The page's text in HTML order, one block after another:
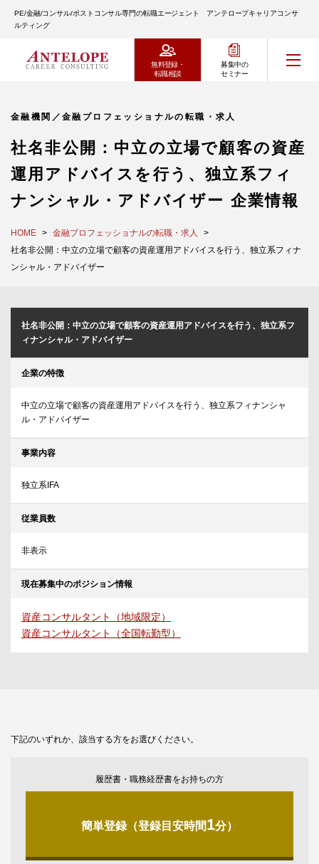
PE/金融/コンサル/ポストコンサル専門の転職エージェント アンテロープキャリアコンサ
ルティング
無料登録・
転職相談
募集中の
セミナー
金融機関／金融プロフェッショナルの転職・求人
社名非公開：中立の立場で顧客の資産
運用アドバイスを行う、独立系フィ
ナンシャル・アドバイザー 企業情報
HOME
金融プロフェッショナルの転職・求人
社名非公開：中立の立場で顧客の資産運用アドバイスを行う、独立系フィナ
ンシャル・アドバイザー
社名非公開：中立の立場で顧客の資産運用アドバイスを行う、独立系フ
ィナンシャル・アドバイザー
企業の特徴
中立の立場で顧客の資産運用アドバイスを行う、独立系フィナンシャ
ル・アドバイザー
事業内容
独立系IFA
従業員数
非表示
現在募集中のポジション情報
資産コンサルタント（地域限定）
資産コンサルタント（全国転勤型）
下記のいずれか、該当する方をお選びください。
履歴書・職務経歴書をお持ちの方
簡単登録（登録目安時間1分）